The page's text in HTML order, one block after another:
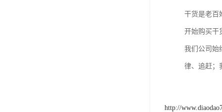
干货是老百
开始购买干
我们公司始
律、追赶；
http://